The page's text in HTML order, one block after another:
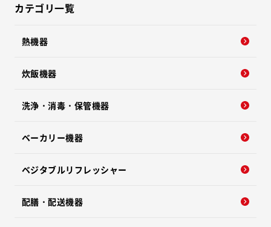
カテゴリ一覧
熱機器
炊飯機器
洗浄・消毒・保管機器
ベーカリー機器
ベジタブルリフレッシャー
配膳・配送機器